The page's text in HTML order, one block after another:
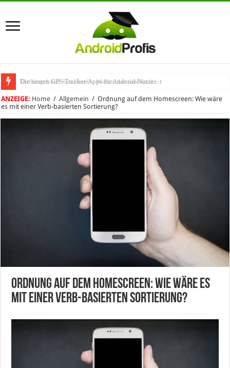
Umhängeband fürs Handy: Warum das praktisch ist
ANZEIGE: Home / Allgemein / Ordnung auf dem Homescreen: Wie wäre
es mit einer Verb-basierten Sortierung?
Ordnung auf dem Homescreen: Wie wäre es
mit einer Verb-basierten Sortierung?